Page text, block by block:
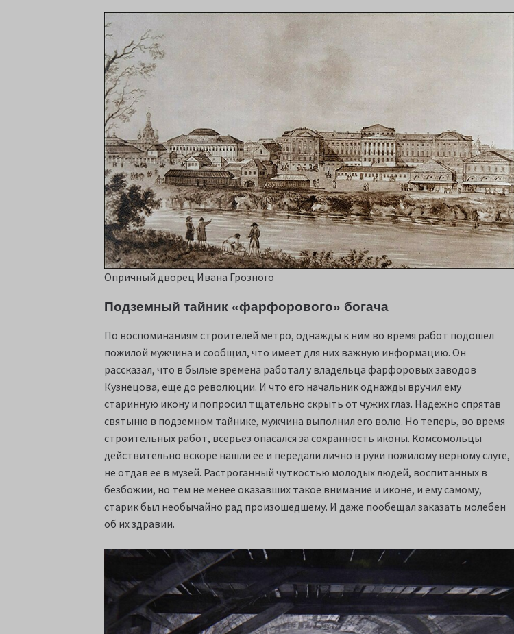
Опричный дворец Ивана Грозного
Подземный тайник «фарфорового» богача
По воспоминаниям строителей метро, однажды к ним во время работ подошел
пожилой мужчина и сообщил, что имеет для них важную информацию. Он
рассказал, что в былые времена работал у владельца фарфоровых заводов
Кузнецова, еще до революции. И что его начальник однажды вручил ему
старинную икону и попросил тщательно скрыть от чужих глаз. Надежно спрятав
святыню в подземном тайнике, мужчина выполнил его волю. Но теперь, во время
строительных работ, всерьез опасался за сохранность иконы. Комсомольцы
действительно вскоре нашли ее и передали лично в руки пожилому верному слуге,
не отдав ее в музей. Растроганный чуткостью молодых людей, воспитанных в
безбожии, но тем не менее оказавших такое внимание и иконе, и ему самому,
старик был необычайно рад произошедшему. И даже пообещал заказать молебен
об их здравии.